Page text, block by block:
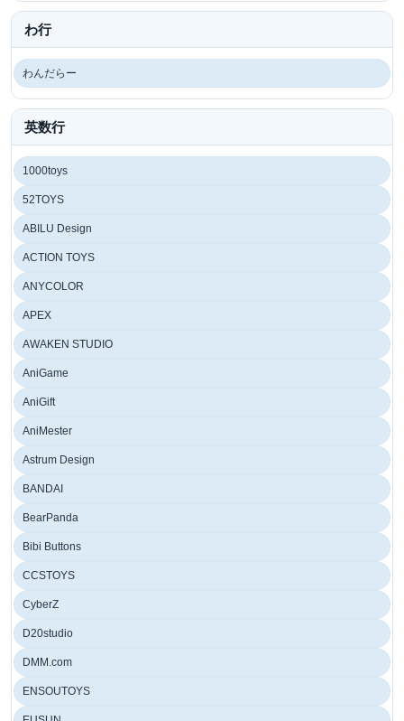
わ行
わんだらー
英数行
1000toys
52TOYS
ABILU Design
ACTION TOYS
ANYCOLOR
APEX
AWAKEN STUDIO
AniGame
AniGift
AniMester
Astrum Design
BANDAI
BearPanda
Bibi Buttons
CCSTOYS
CyberZ
D20studio
DMM.com
ENSOUTOYS